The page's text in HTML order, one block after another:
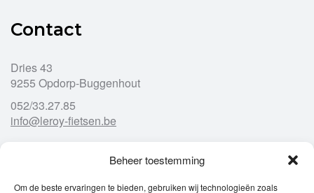
Beheer toestemming
Om de beste ervaringen te bieden, gebruiken wij technologieën zoals
Contact
Dries 43
9255 Opdorp-Buggenhout
052/33.27.85
info@leroy-fietsen.be
Openingsuren